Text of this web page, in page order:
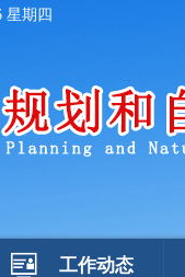
星期四
工作动态